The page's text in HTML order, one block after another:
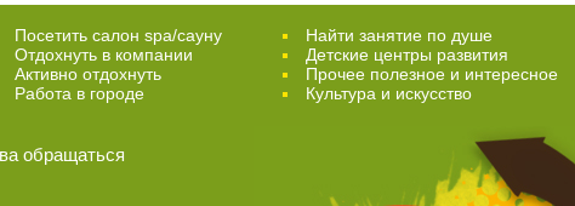
Посетить салон spa/сауну
Отдохнуть в компании
Активно отдохнуть
Работа в городе
Найти занятие по душе
Детские центры развития
Прочее полезное и интересное
Культура и искусство
обращаться